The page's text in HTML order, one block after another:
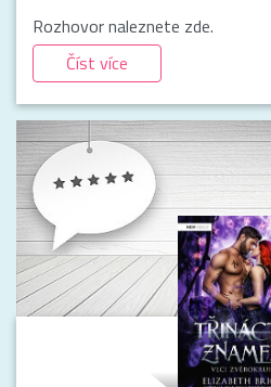
Rozhovor naleznete zde.
Číst více